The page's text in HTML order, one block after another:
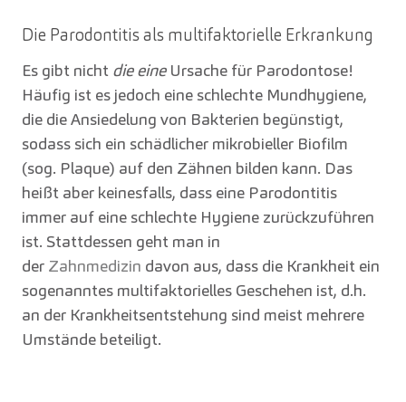
Die Parodontitis als multifaktorielle Erkrankung
Es gibt nicht die eineUrsache für Parodontose!
Häufig ist es jedoch eine schlechte Mundhygiene,
die die Ansiedelung von Bakterien begünstigt,
sodass sich ein schädlicher mikrobieller Biofilm
(sog. Plaque) auf den Zähnen bilden kann. Das
heißt aber keinesfalls, dass eine Parodontitis
immer auf eine schlechte Hygiene zurückzuführen
ist. Stattdessen geht man in
der Zahnmedizin davon aus, dass die Krankheit ein
sogenanntes multifaktorielles Geschehen ist, d.h.
an der Krankheitsentstehung sind meist mehrere
Umstände beteiligt.